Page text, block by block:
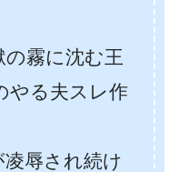
の霧に沈む王
やる夫スレ作
辱され続け